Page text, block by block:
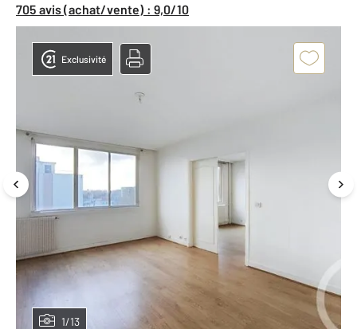
705 avis (achat/vente) : 9,0/10
1/13
Exclusivité